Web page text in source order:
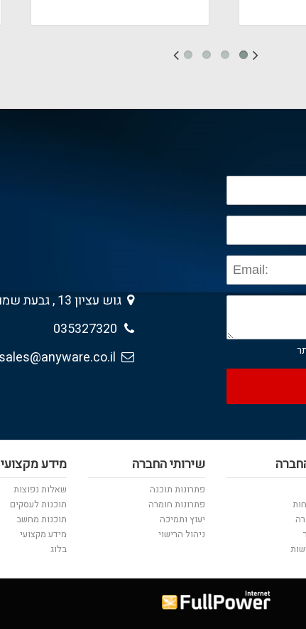
גוש עציון 13 , גבעת שמואל 5403013
035327320
שירותי החברה
פתרונות תוכנה
פתרונות חומרה
יעוץ ותמיכה
ניהול הרישוי
מידע מקצועי
שאלות נפוצות
תוכנות לעסקים
תוכנות מחשב
מידע מקצועי
בלוג